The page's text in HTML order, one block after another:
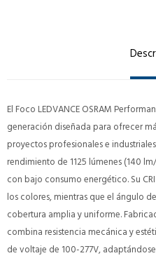
El Foco LEDVANCE OSRAM
generación diseñada para ofrecer
proyectos profesionales e
rendimiento de 1125 lúmenes (140
con bajo consumo energético. Su
los colores, mientras que el ángulo
cobertura amplia y uniforme.
combina resistencia mecánica y
de voltaje de 100-277V,